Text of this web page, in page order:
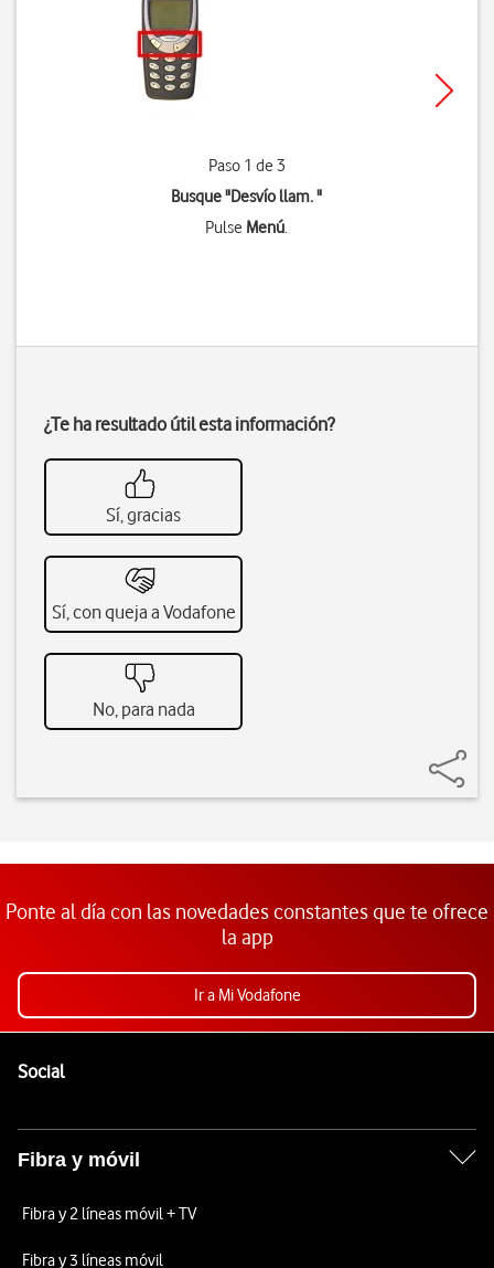
Paso 1 de 3
Busque "Desvío llam. "
Pulse Menú.
¿Te ha resultado útil esta información?
Sí, gracias
Sí, con queja a Vodafone
No, para nada
Ponte al día con las novedades constantes que te ofrece
la app
Ir a Mi Vodafone
SocialEnlaces a las redes sociales de Vodafone
Fibra y móvil
Fibra y 2 líneas móvil + TV
Fibra y 3 líneas móvil